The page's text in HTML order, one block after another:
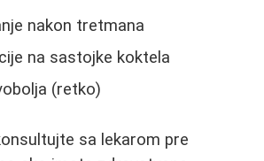
nakon tretmana
na sastojke koktela
(retko)
sa lekarom pre